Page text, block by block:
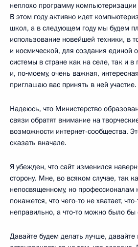
неплохо программу
В этом году активно идет
школ, а в следующем году мы будем
использование новейшей техники, в
и космической, для создания единой
системы в стране как на селе, так и
и, по‑моему, очень важная,
приглашаю вас принять в ней участие.
Надеюсь, что Министерство
связи обратят внимание на
возможности интернет-сообщества.
сказать вначале.
Я убежден, что сайт изменился
сторону. Мне, во всяком случае, так
непосвященному, но профессионалам
покажется, что чего‑то не хватает,
неправильно, а что‑то можно было бы
Давайте будем делать лучше, давайте